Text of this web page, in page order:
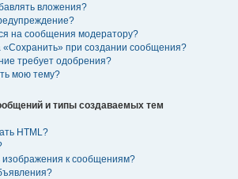
вложения?
на сообщения модератору?
«Сохранить» при создании сообщения?
требует одобрения?
мою тему?
и типы создаваемых тем
HTML?
изображения к сообщениям?